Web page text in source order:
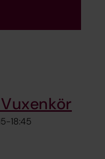
18:45